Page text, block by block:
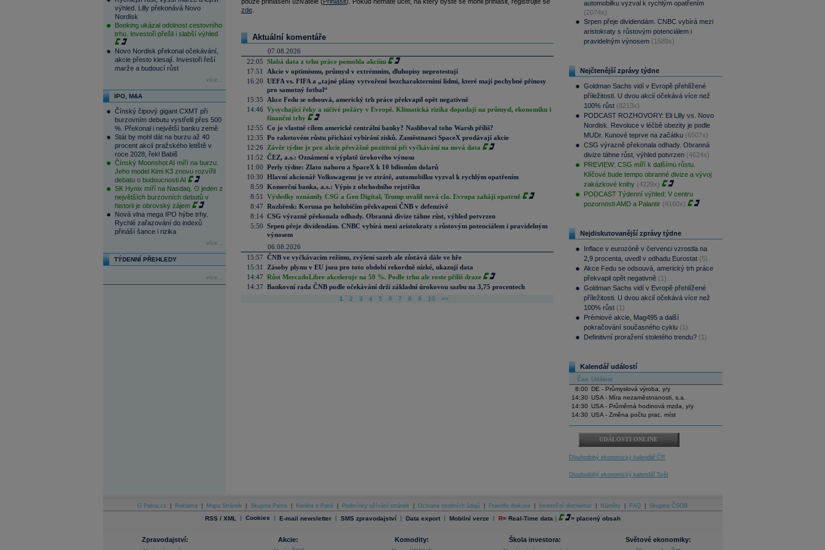
výhled. Lilly překonává Novo
Nordisk
Booking ukázal odolnost cestovního
trhu. Investoři přešli i slabší výhled
Novo Nordisk překonal očekávání,
akcie přesto klesají. Investoři řeší
marže a budoucí růst
více...
IPO, M&A
Čínský čipový gigant CXMT při
burzovním debutu vystřelil přes 500
%. Překonal i největší banku země
Stát by mohl dát na burzu až 40
procent akcií pražského letiště v
roce 2028, řekl Babiš
Čínský Moonshot AI míří na burzu.
Jeho model Kimi K3 znovu rozvířil
debatu o budoucnosti AI
SK Hynix míří na Nasdaq. O jeden z
největších burzovních debutů v
historii je obrovský zájem
Nová vlna mega IPO hýbe trhy.
Rychlé zařazování do indexů
přináší šance i rizika
více...
TÝDENNÍ PŘEHLEDY
více...
zde.
Aktuální komentáře
07.08.2026
22:05 Slabá data z trhu práce pomohla akciím
17:51
Akcie v optimismu, průmysl v extrémním, dluhopisy neprotestují
16:20 UEFA vs. FIFA a „tajné plány vytvořené bezcharakterními lidmi, které mají pochybné přínosy
pro samotný fotbal“
15:35
Akce Fedu se odsouvá, americký trh práce překvapil opět negativně
14:46 Vysychající řeky a ničivé požáry v Evropě. Klimatická rizika dopadají na průmysl, ekonomiku i
finanční trhy
12:55 Co je vlastně cílem americké centrální banky? Nasliboval toho Warsh příliš?
12:35 Po raketovém růstu přichází vybírání zisků. Zaměstnanci SpaceX prodávají akcie
12:26
Závěr týdne je pro akcie převážně pozitivní při vyčkávání na nová data
11:52 ČEZ, a.s.: Oznámení o výplatě úrokového výnosu
11:00 Perly týdne: Zlato nahoru a SpaceX k 10 bilionům dolarů
10:30 Hlavní akcionář Volkswagenu je ve ztrátě, automobilku vyzval k rychlým opatřením
8:59 Komerční banka, a.s.: Výpis z obchodního rejstříku
8:51
Výsledky oznámily CSG a Gen Digital, Trump uvalil nová cla. Evropa zahájí opatrně
8:47 Rozbřesk: Koruna po holubičím překvapení ČNB v defenzivě
8:14 CSG výrazně překonala odhady. Obranná divize táhne růst, výhled potvrzen
5:50 Srpen přeje dividendám. CNBC vybírá mezi aristokraty s růstovým potenciálem i pravidelným
výnosem
06.08.2026
15:57 ČNB ve vyčkávacím režimu, zvýšení sazeb ale zůstává dále ve hře
15:31
Zásoby plynu v EU jsou pro toto období rekordně nízké, ukazují data
14:47 Růst MercadoLibre akceleruje na 50 %. Podle trhu ale roste příliš draze
14:37 Bankovní rada ČNB podle očekávání drží základní úrokovou sazbu na 3,75 procentech
1 2 3 4 5 6 7 8 9 10 >>
automobilku vyzval k rychlým opatřením
(2074x)
Srpen přeje dividendám. CNBC vybírá mezi
aristokraty s růstovým potenciálem i
pravidelným výnosem (1589x)
Nejčtenější zprávy týdne
Goldman Sachs vidí v Evropě přehlížené
příležitosti. U dvou akcií očekává více než
100% růst (8213x)
PODCAST ROZHOVORY: Eli Lilly vs. Novo
Nordisk. Revoluce v léčbě obezity je podle
MUDr. Kunové teprve na začátku (6507x)
CSG výrazně překonala odhady. Obranná
divize táhne růst, výhled potvrzen (4624x)
PREVIEW: CSG míří k dalšímu růstu.
Klíčové bude tempo obranné divize a vývoj
zakázkové knihy (4229x)
PODCAST Týdenní výhled: V centru
pozornosti AMD a Palantir (4160x)
Nejdiskutovanější zprávy týdne
Inflace v eurozóně v červenci vzrostla na
2,9 procenta, uvedl v odhadu Eurostat (5)
Akce Fedu se odsouvá, americký trh práce
překvapil opět negativně (1)
Goldman Sachs vidí v Evropě přehlížené
příležitosti. U dvou akcií očekává více než
100% růst (1)
Prémiové akcie, Mag495 a další
pokračování současného cyklu (1)
Definitivní proražení stoletého trendu? (1)
Kalendář událostí
Čas Událost
8:00
DE - Průmyslová výroba, y/y
14:30 USA - Míra nezaměstnanosti, s.a.
14:30 USA - Průměrná hodinová mzda, y/y
14:30 USA - Změna počtu prac. míst
UDÁLOSTI ONLINE
Dlouhodobý ekonomický kalendář ČR
Dlouhodobý ekonomický kalendář Svět
O Patria.cz Reklama Mapa Stránek Skupina Patria Kariéra v Patrii Podmínky užívání stránek Ochrana osobních údajů Pravidla diskuse Investiční disclaimer Náměty FAQ Skupina ČSOB
RSS / XML | Cookies | E-mail newsletter | SMS zpravodajství | Data export | Mobilní verze | R= Real-Time data | = placený obsah
Zpravodajství:
Akcie:
Komodity:
Škola investora:
Světové ekonomiky: